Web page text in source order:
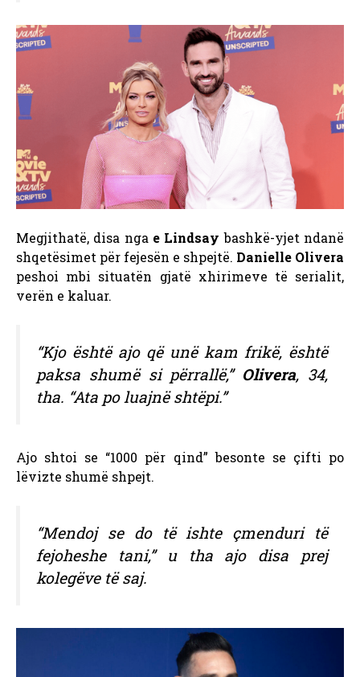
Megjithatë, disa nga e Lindsaybashkë-yjet ndanë
shqetësimet për fejesën e shpejtë. Danielle Olivera
peshoi mbi situatën gjatë xhirimeve të serialit,
verën e kaluar.
“Kjo është ajo që unë kam frikë, është
paksa shumë si përrallë,” Olivera, 34,
tha. “Ata po luajnë shtëpi.”
Ajo shtoi se “1000 për qind” besonte se çifti po
lëvizte shumë shpejt.
“Mendoj se do të ishte çmenduri të
fejoheshe tani,” u tha ajo disa prej
kolegëve të saj.